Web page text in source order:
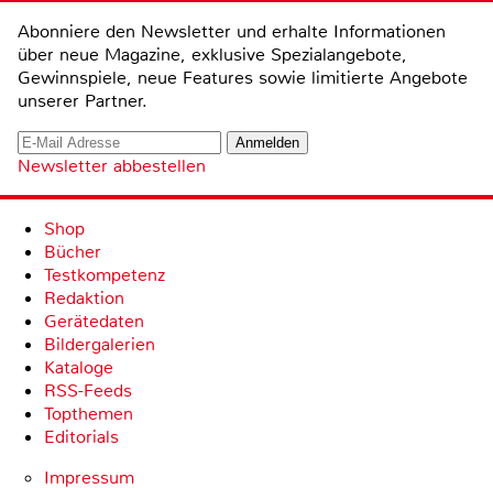
Abonniere den Newsletter und erhalte Informationen
über neue Magazine, exklusive Spezialangebote,
Gewinnspiele, neue Features sowie limitierte Angebote
unserer Partner.
Newsletter abbestellen
Shop
Bücher
Testkompetenz
Redaktion
Gerätedaten
Bildergalerien
Kataloge
RSS-Feeds
Topthemen
Editorials
Impressum